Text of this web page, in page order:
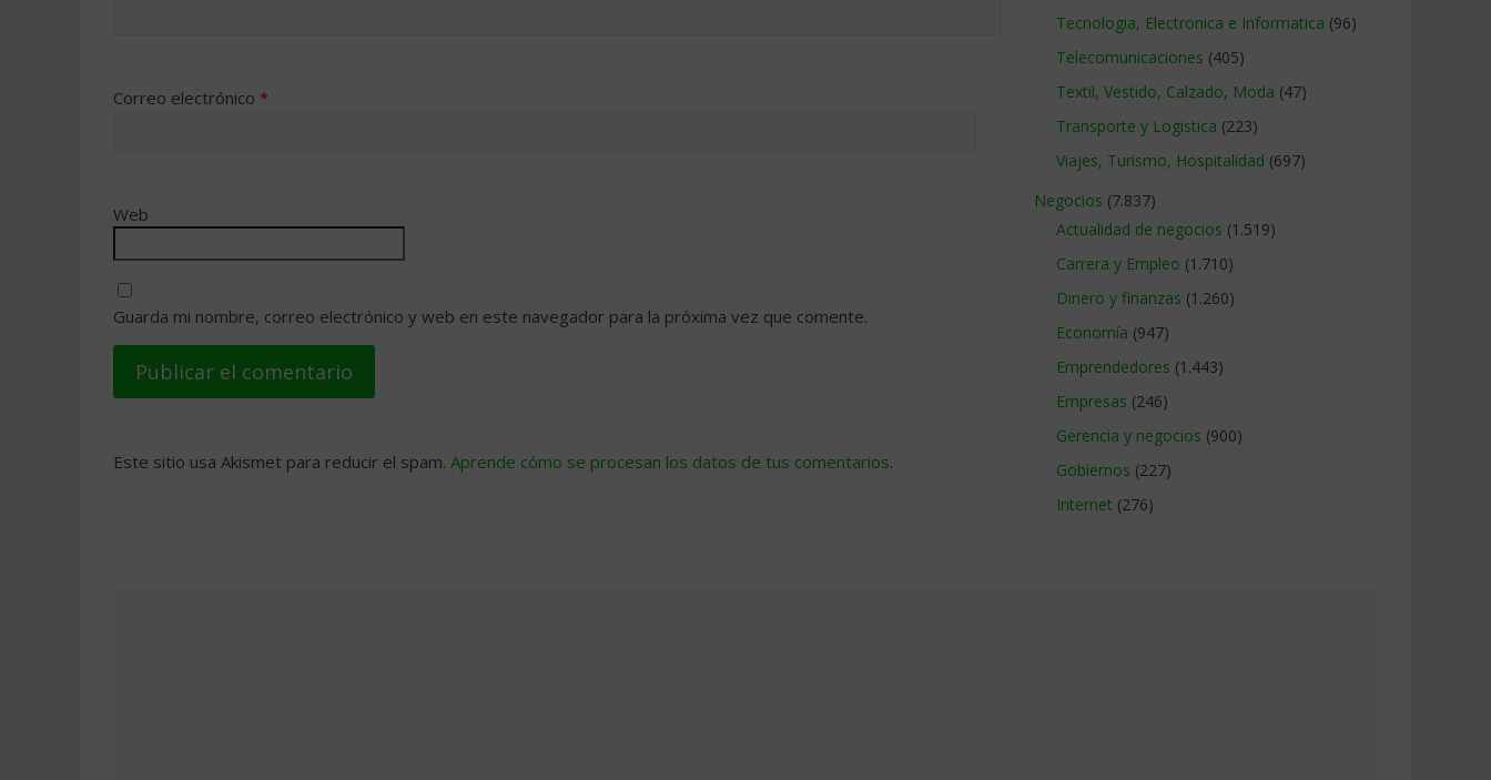
Correo electrónico *
Web
Guarda mi nombre, correo electrónico y web en este navegador para la próxima vez que comente.
Este sitio usa Akismet para reducir el spam. Aprende cómo se procesan los datos de tus comentarios.
Tecnologia, Electronica e Informatica (96)
Telecomunicaciones (405)
Textil, Vestido, Calzado, Moda (47)
Transporte y Logistica (223)
Viajes, Turismo, Hospitalidad (697)
Negocios (7.837)
Actualidad de negocios (1.519)
Carrera y Empleo (1.710)
Dinero y finanzas (1.260)
Economía (947)
Emprendedores (1.443)
Empresas (246)
Gerencia y negocios (900)
Gobiernos (227)
Internet (276)